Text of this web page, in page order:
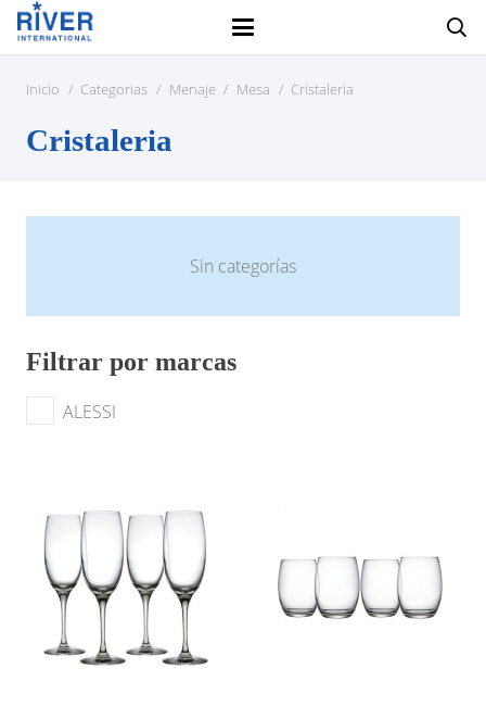
Inicio / Categorias / Menaje / Mesa / Cristaleria
Cristaleria
Sin categorías
Filtrar por marcas
ALESSI